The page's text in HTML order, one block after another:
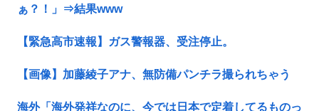
ぁ？！」⇒結果www
【緊急高市速報】ガス警報器、受注停止。
【画像】加藤綾子アナ、無防備パンチラ撮られちゃう
海外「海外発祥なのに、今では日本で定着してるものっ